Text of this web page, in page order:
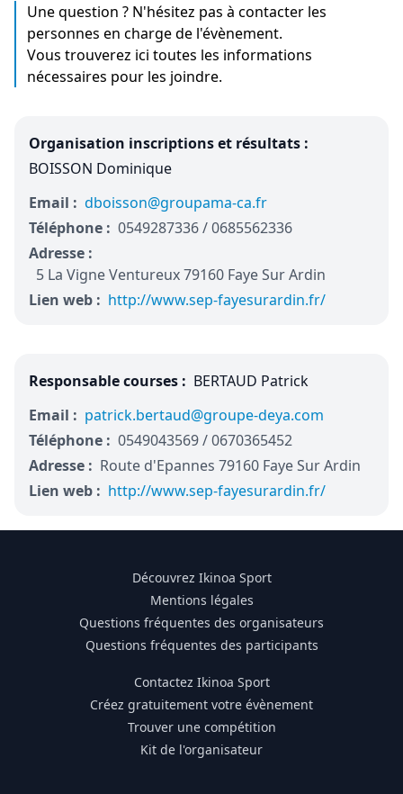
Une question ? N'hésitez pas à contacter les
personnes en charge de l'évènement.
Vous trouverez ici toutes les informations
nécessaires pour les joindre.
Organisation inscriptions et résultats :
BOISSON Dominique
Email : dboisson@groupama-ca.fr
Téléphone : 0549287336 / 0685562336
Adresse :
5 La Vigne Ventureux 79160 Faye Sur Ardin
Lien web : http://www.sep-fayesurardin.fr/
Responsable courses : BERTAUD Patrick
Email : patrick.bertaud@groupe-deya.com
Téléphone : 0549043569 / 0670365452
Adresse : Route d'Epannes 79160 Faye Sur Ardin
Lien web : http://www.sep-fayesurardin.fr/
Découvrez Ikinoa Sport
Mentions légales
Questions fréquentes des organisateurs
Questions fréquentes des participants
Contactez Ikinoa Sport
Créez gratuitement votre évènement
Trouver une compétition
Kit de l'organisateur